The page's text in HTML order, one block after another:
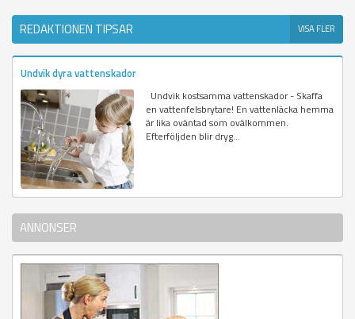
REDAKTIONEN TIPSAR VISA FLER
Undvik dyra vattenskador
Undvik kostsamma vattenskador - Skaffa
en vattenfelsbrytare! En vattenläcka hemma
är lika oväntad som ovälkommen.
Efterföljden blir dryg...
ANNONSER